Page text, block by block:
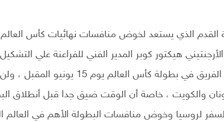
القدم الذي يستعد لخوض منافسات نهائيات كأس
هيكتور كوبر المدير الفني للفراعنة علي التشكيل
الرسمي الذس يخوض به لقاء أوروجواي في أفتتاح مشوار الفريق في بطولة كأس العالم
والكويت ، خاصة أن الوقت ضيق جدا قبل أنطلاق
لروسيا وخوض منافسات البطولة الأهم في العالم